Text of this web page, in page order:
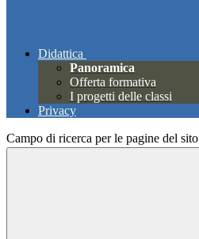
Didattica
Panoramica
Offerta formativa
I progetti delle classi
Privacy
Campo di ricerca per le pagine del sito